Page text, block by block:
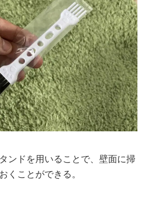
ンドを用いることで、壁面に掃
くことができる。